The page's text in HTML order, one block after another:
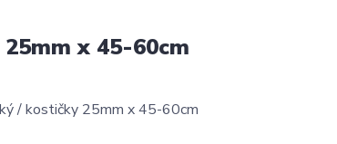
x 45-60cm